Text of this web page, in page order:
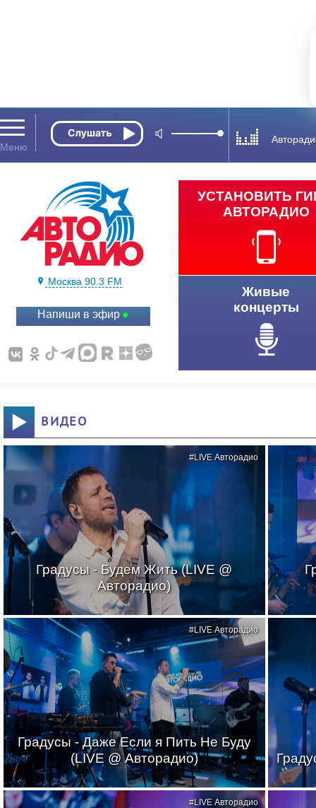
Москва 90.3 FM
Напиши в эфир
УСТАНОВИТЬ
АВТОРАДИО
Живые
концерты
ВИДЕО
Градусы - Будем Жить (LIVE @
Авторадио)
#LIVE Авторадио
Градусы - Даже Если я Пить Не Буду
(LIVE @ Авторадио)
#LIVE Авторадио
#LIVE Авторадио